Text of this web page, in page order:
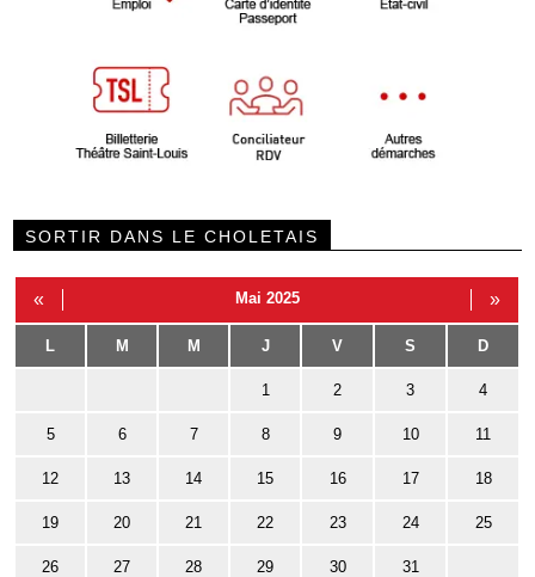
SORTIR DANS LE CHOLETAIS
« Mai 2025 »
L M M J V S D
1 2 3 4
5 6 7 8 9 10 11
12 13 14 15 16 17 18
19 20 21 22 23 24 25
26 27 28 29 30 31